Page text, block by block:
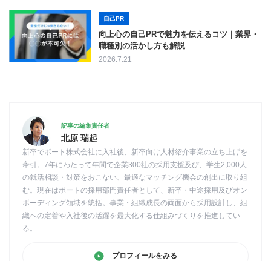
自己PR
向上心の自己PRで魅力を伝えるコツ｜業界・
職種別の活かし方も解説
2026.7.21
記事の編集責任者
北原 瑞起
新卒でポート株式会社に入社後、新卒向け人材紹介事業の立ち上げを
牽引。7年にわたって年間で企業300社の採用支援及び、学生2,000人
の就活相談・対策をおこない、最適なマッチング機会の創出に取り組
む。現在はポートの採用部門責任者として、新卒・中途採用及びオン
ボーディング領域を統括。事業・組織成長の両面から採用設計し、組
織への定着や入社後の活躍を最大化する仕組みづくりを推進してい
る。
プロフィールをみる